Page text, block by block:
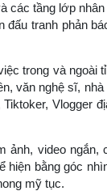
các tầng lớp
tranh phản
trong và ngoài
văn nghệ sĩ, nhà
Vlogger
ảnh, video ngắn,
hiện bằng góc
mỹ tục.